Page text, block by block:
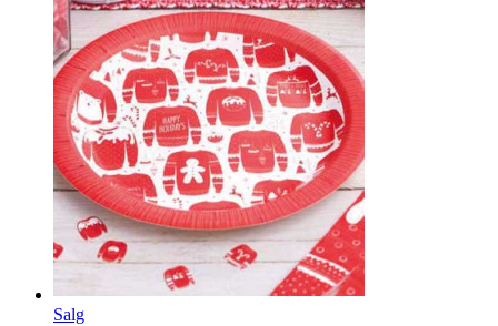
Just Married cake topper vintage
Minivimpel som cake topper er så søtt!
info
kr99
Kjøp